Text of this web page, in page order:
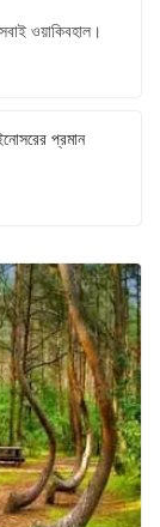
ওয়াকিবহাল।
প্রমান